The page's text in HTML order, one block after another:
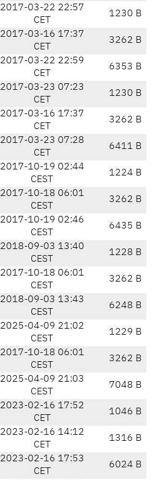
2017-03-22 22:57
CET
1230 B
2017-03-16 17:37
CET
3262 B
2017-03-22 22:59
CET
6353 B
2017-03-23 07:23
CET
1230 B
2017-03-16 17:37
CET
3262 B
2017-03-23 07:28
CET
6411 B
2017-10-19 02:44
CEST
1224 B
2017-10-18 06:01
CEST
3262 B
2017-10-19 02:46
CEST
6435 B
2018-09-03 13:40
CEST
1228 B
2017-10-18 06:01
CEST
3262 B
2018-09-03 13:43
CEST
6248 B
2025-04-09 21:02
CEST
1229 B
2017-10-18 06:01
CEST
3262 B
2025-04-09 21:03
CEST
7048 B
2023-02-16 17:52
CET
1046 B
2023-02-16 14:12
CET
1316 B
2023-02-16 17:53
CET
6024 B